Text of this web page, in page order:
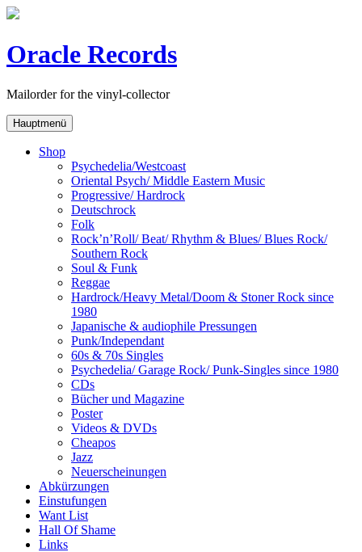
Skip
Oracle Records
Mailorder for the vinyl-collector
Hauptmenü
Shop
Psychedelia/Westcoast
Oriental Psych/ Middle Eastern Music
Progressive/ Hardrock
Deutschrock
Folk
Rock’n’Roll/ Beat/ Rhythm & Blues/ Blues Rock/
Southern Rock
Soul & Funk
Reggae
Hardrock/Heavy Metal/Doom & Stoner Rock since
1980
Japanische & audiophile Pressungen
Punk/Independant
60s & 70s Singles
Psychedelia/ Garage Rock/ Punk-Singles since 1980
CDs
Bücher und Magazine
Poster
Videos & DVDs
Cheapos
Jazz
Neuerscheinungen
Abkürzungen
Einstufungen
Want List
Hall Of Shame
Links